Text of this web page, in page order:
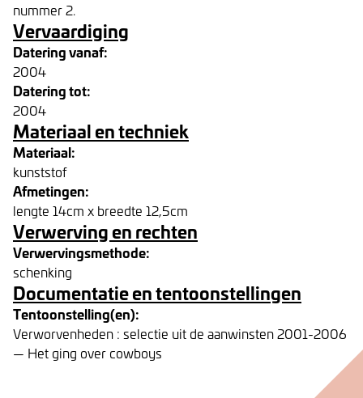
nummer 2.
Vervaardiging
Datering vanaf:
2004
Datering tot:
2004
Materiaal en techniek
Materiaal:
kunststof
Afmetingen:
lengte 14cm x breedte 12,5cm
Verwerving en rechten
Verwervingsmethode:
schenking
Documentatie en tentoonstellingen
Tentoonstelling(en):
Verworvenheden : selectie uit de aanwinsten 2001-2006
— Het ging over cowboys